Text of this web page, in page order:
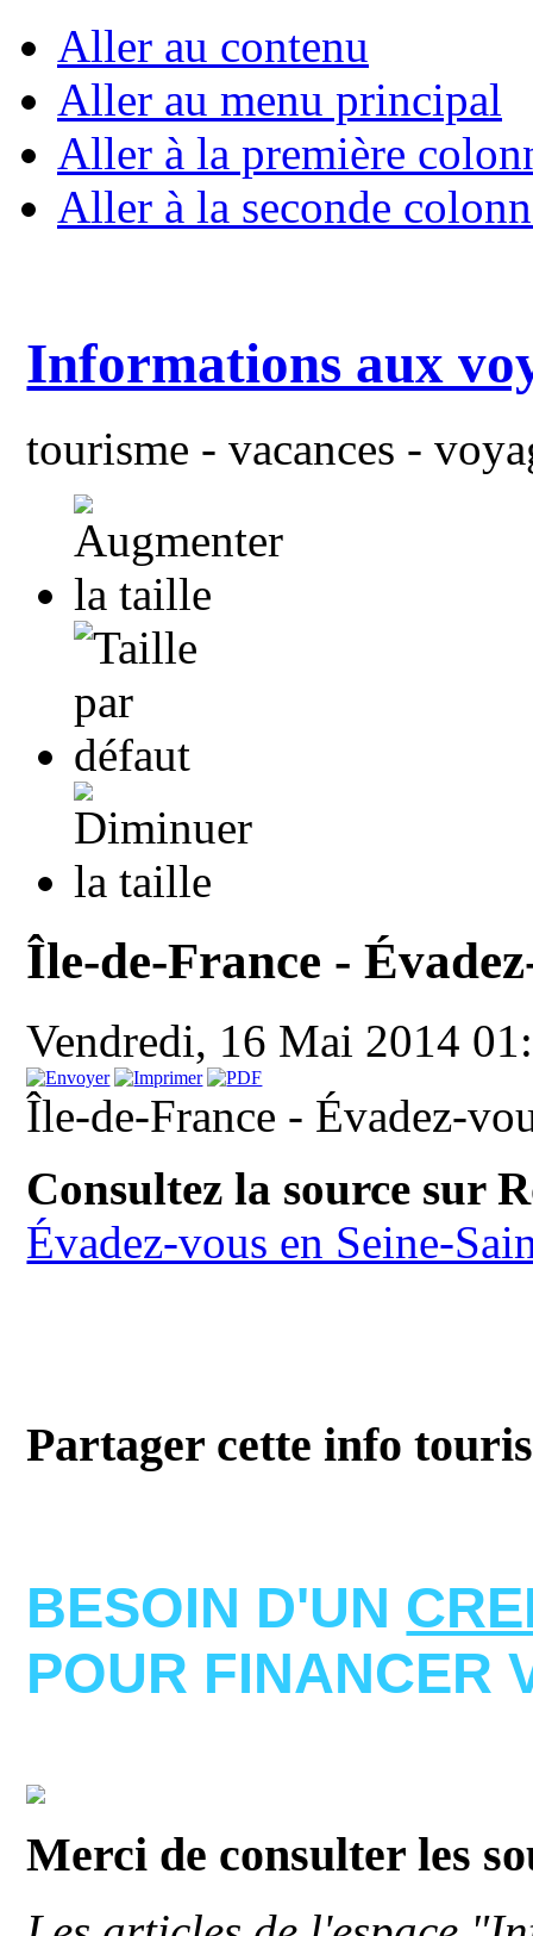
Aller au contenu
Aller au menu principal
Aller à la première
Aller à la seconde
Informations aux
tourisme - vacances -
Île-de-France -
Vendredi, 16 Mai 2014
Île-de-France - Évadez-
Consultez la source sur
Évadez-vous en Seine-
Partager cette info
BESOIN D'UN
POUR FINANCER
Merci de consulter les